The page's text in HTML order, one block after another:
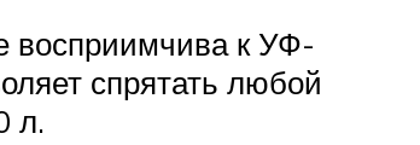
восприимчива к УФ-
спрятать любой
л.